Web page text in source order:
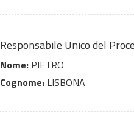
Responsabile Unico del
Nome: PIETRO
Cognome: LISBONA